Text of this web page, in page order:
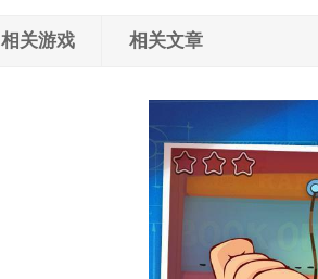
相关游戏 相关文章